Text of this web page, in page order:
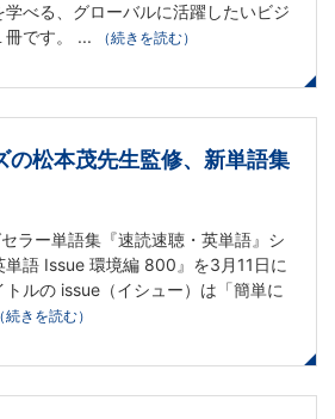
べる、グローバルに活躍したいビジ
冊です。 ...
（続きを読む）
の松本茂先生監修、新単語集
ラー単語集『速読速聴・英単語』シ
単語 Issue 環境編 800』を3月11日に
ルの issue（イシュー）は「簡単に
（続きを読む）